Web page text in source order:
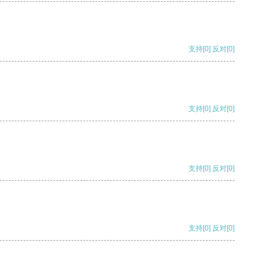
支持[0] 反对[0]
支持[0] 反对[0]
支持[0] 反对[0]
支持[0] 反对[0]